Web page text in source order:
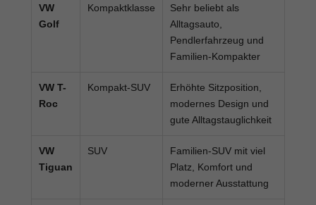
VW
Golf
Kompaktklasse
Sehr beliebt als
Alltagsauto,
Pendlerfahrzeug und
Familien-Kompakter
VW T-
Roc
Kompakt-SUV
Erhöhte Sitzposition,
modernes Design und
gute Alltagstauglichkeit
VW
Tiguan
SUV
Familien-SUV mit viel
Platz, Komfort und
moderner Ausstattung